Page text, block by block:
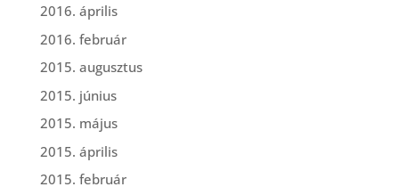
2016. április
2016. február
2015. augusztus
2015. június
2015. május
2015. április
2015. február